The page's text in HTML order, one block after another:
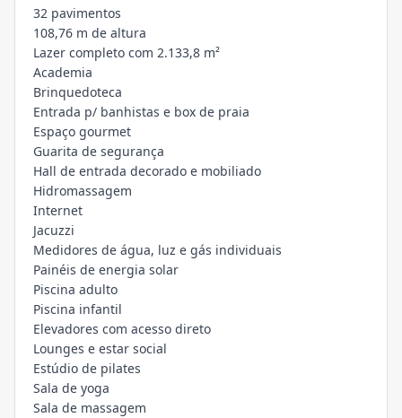
32 pavimentos
108,76 m de altura
Lazer completo com 2.133,8 m²
Academia
Brinquedoteca
Entrada p/ banhistas e box de praia
Espaço gourmet
Guarita de segurança
Hall de entrada decorado e mobiliado
Hidromassagem
Internet
Jacuzzi
Medidores de água, luz e gás individuais
Painéis de energia solar
Piscina adulto
Piscina infantil
Elevadores com acesso direto
Lounges e estar social
Estúdio de pilates
Sala de yoga
Sala de massagem